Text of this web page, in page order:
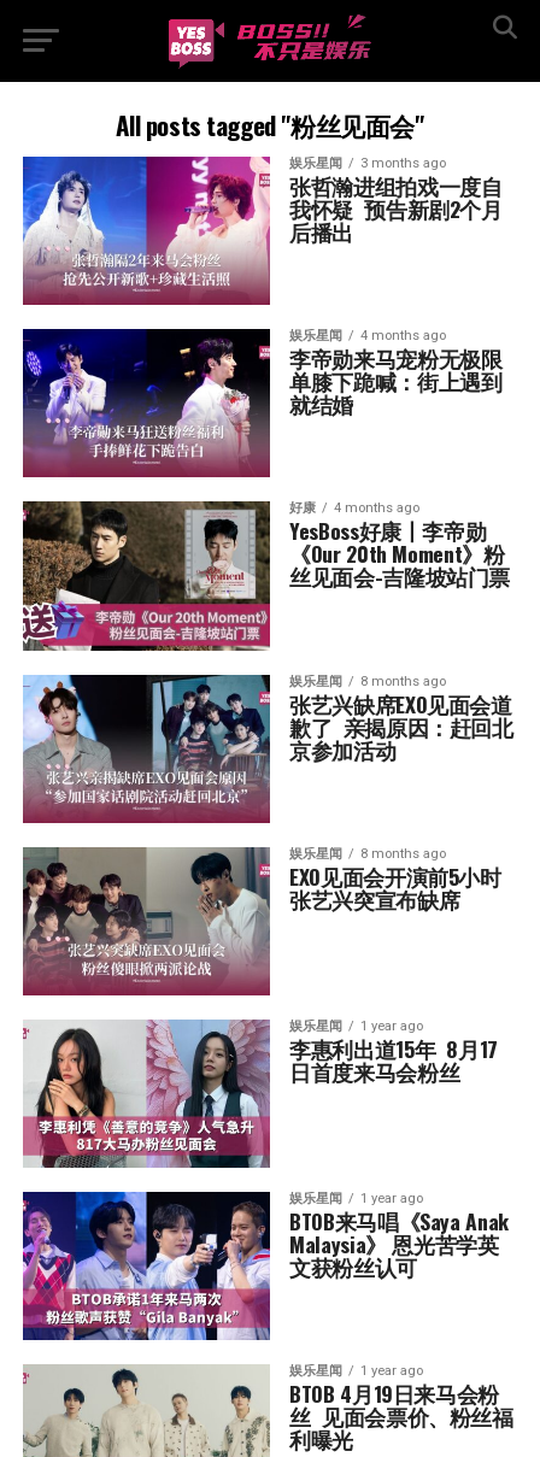
All posts tagged "粉丝见面会"
娱乐星闻 3 months ago
张哲瀚进组拍戏一度自
我怀疑  预告新剧2个月
后播出
娱乐星闻 4 months ago
李帝勋来马宠粉无极限
单膝下跪喊：街上遇到
就结婚
好康 4 months ago
YesBoss好康丨李帝勋
《Our 20th Moment》粉
丝见面会-吉隆坡站门票
娱乐星闻 8 months ago
张艺兴缺席EXO见面会道
歉了  亲揭原因：赶回北
京参加活动
娱乐星闻 8 months ago
EXO见面会开演前5小时
张艺兴突宣布缺席
娱乐星闻 1 year ago
李惠利出道15年  8月17
日首度来马会粉丝
娱乐星闻 1 year ago
BTOB来马唱《Saya Anak
Malaysia》 恩光苦学英
文获粉丝认可
娱乐星闻 1 year ago
BTOB 4月19日来马会粉
丝  见面会票价、粉丝福
利曝光